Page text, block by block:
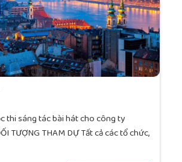
thi sáng tác bài hát cho công ty
TƯỢNG THAM DỰ Tất cả các tổ chức,